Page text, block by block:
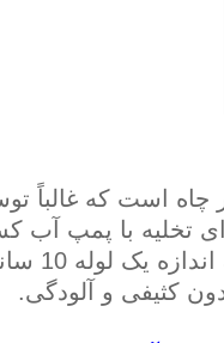
سر چاه است که
تخلیه با پمپ
40
کثیفی و آلودگی.